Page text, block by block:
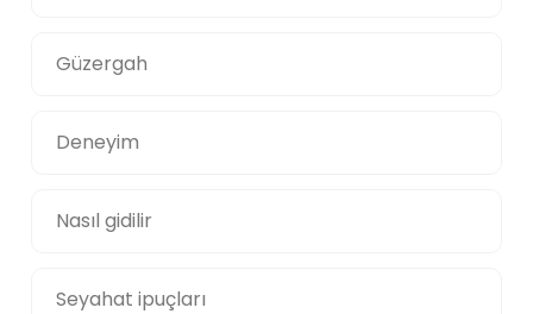
Güzergah
Deneyim
Nasıl gidilir
Seyahat ipuçları